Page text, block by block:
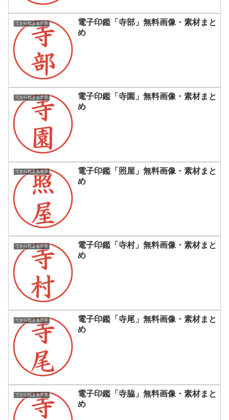
てから始まる名字
電子印鑑「寺部」無料画像・素材まと
め
てから始まる名字
電子印鑑「寺園」無料画像・素材まと
め
てから始まる名字
電子印鑑「照屋」無料画像・素材まと
め
てから始まる名字
電子印鑑「寺村」無料画像・素材まと
め
てから始まる名字
電子印鑑「寺尾」無料画像・素材まと
め
てから始まる名字
電子印鑑「寺脇」無料画像・素材まと
め